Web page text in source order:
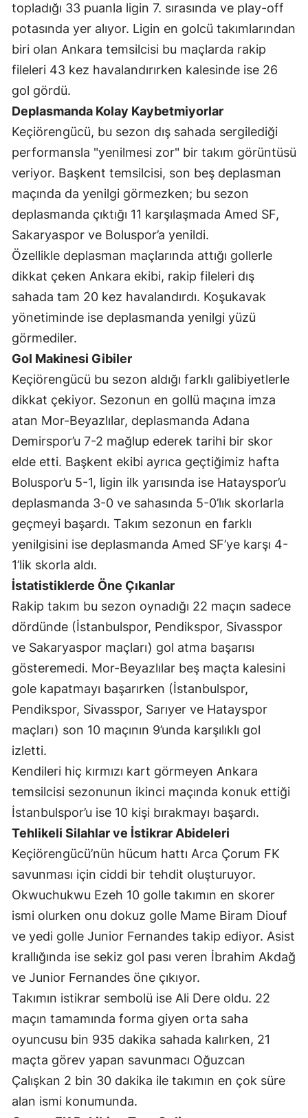
Kastamonu
Kayseri
Kırklareli
Kocaeli
Konya
Malatya
Manisa
Kahramanmaraş
Mardin
Muğla
Nevşehir
Ordu
Rize
Sakarya
Samsun
Siirt
Sivas
Tekirdağ
Tokat
Trabzon
Tunceli
Uşak
Van
Yozgat
Zonguldak
Aksaray
Bayburt
Karaman
Batman
Şırnak
Bartın
Ardahan
topladığı 33 puanla ligin 7. sırasında ve play-off
potasında yer alıyor. Ligin en golcü takımlarından
biri olan Ankara temsilcisi bu maçlarda rakip
fileleri 43 kez havalandırırken kalesinde ise 26
gol gördü.
Deplasmanda Kolay Kaybetmiyorlar
Keçiörengücü, bu sezon dış sahada sergilediği
performansla "yenilmesi zor" bir takım görüntüsü
veriyor. Başkent temsilcisi, son beş deplasman
maçında da yenilgi görmezken; bu sezon
deplasmanda çıktığı 11 karşılaşmada Amed SF,
Sakaryaspor ve Boluspor’a yenildi.
Özellikle deplasman maçlarında attığı gollerle
dikkat çeken Ankara ekibi, rakip fileleri dış
sahada tam 20 kez havalandırdı. Koşukavak
yönetiminde ise deplasmanda yenilgi yüzü
görmediler.
Gol Makinesi Gibiler
Keçiörengücü bu sezon aldığı farklı galibiyetlerle
dikkat çekiyor. Sezonun en gollü maçına imza
atan Mor-Beyazlılar, deplasmanda Adana
Demirspor’u 7-2 mağlup ederek tarihi bir skor
elde etti. Başkent ekibi ayrıca geçtiğimiz hafta
Boluspor’u 5-1, ligin ilk yarısında ise Hatayspor’u
deplasmanda 3-0 ve sahasında 5-0’lık skorlarla
geçmeyi başardı. Takım sezonun en farklı
yenilgisini ise deplasmanda Amed SF’ye karşı 4-
1’lik skorla aldı.
İstatistiklerde Öne Çıkanlar
Rakip takım bu sezon oynadığı 22 maçın sadece
dördünde (İstanbulspor, Pendikspor, Sivasspor
ve Sakaryaspor maçları) gol atma başarısı
gösteremedi. Mor-Beyazlılar beş maçta kalesini
gole kapatmayı başarırken (İstanbulspor,
Pendikspor, Sivasspor, Sarıyer ve Hatayspor
maçları) son 10 maçının 9’unda karşılıklı gol
izletti.
Kendileri hiç kırmızı kart görmeyen Ankara
temsilcisi sezonunun ikinci maçında konuk ettiği
İstanbulspor’u ise 10 kişi bırakmayı başardı.
Tehlikeli Silahlar ve İstikrar Abideleri
Keçiörengücü’nün hücum hattı Arca Çorum FK
savunması için ciddi bir tehdit oluşturuyor.
Okwuchukwu Ezeh 10 golle takımın en skorer
ismi olurken onu dokuz golle Mame Biram Diouf
ve yedi golle Junior Fernandes takip ediyor. Asist
krallığında ise sekiz gol pası veren İbrahim Akdağ
ve Junior Fernandes öne çıkıyor.
Takımın istikrar sembolü ise Ali Dere oldu. 22
maçın tamamında forma giyen orta saha
oyuncusu bin 935 dakika sahada kalırken, 21
maçta görev yapan savunmacı Oğuzcan
Çalışkan 2 bin 30 dakika ile takımın en çok süre
alan ismi konumunda.